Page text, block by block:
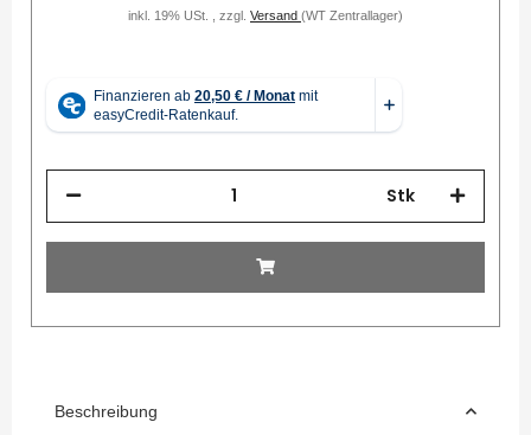
inkl. 19% USt. , zzgl. Versand (WT Zentrallager)
Stk
Beschreibung